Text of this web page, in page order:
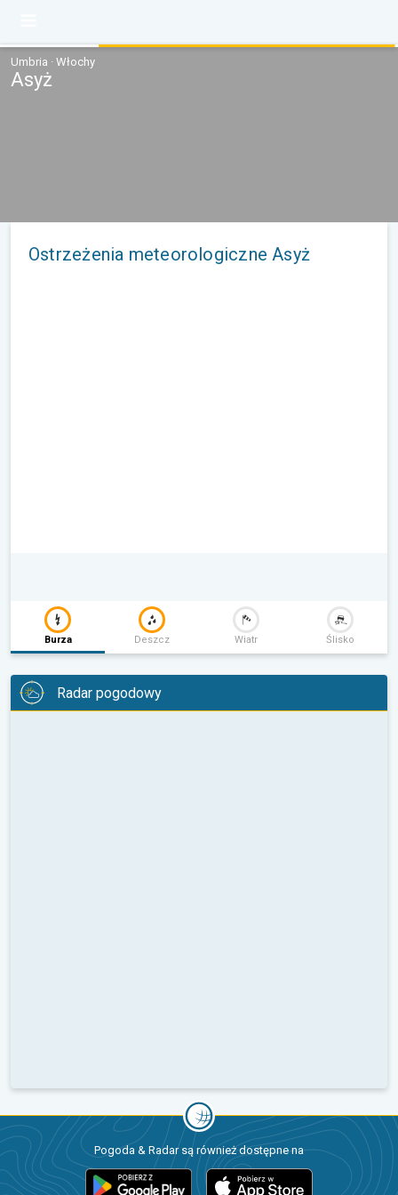
Umbria · Włochy
Asyż
Ostrzeżenia meteorologiczne Asyż
Burza Deszcz Wiatr Ślisko
Radar pogodowy
Pogoda & Radar są również dostępne na